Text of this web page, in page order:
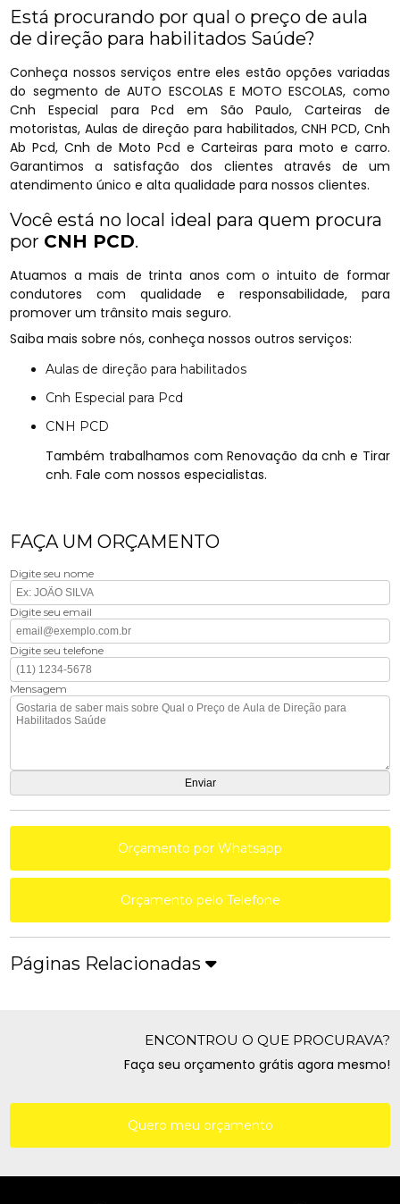
Está procurando por qual o preço de aula
de direção para habilitados Saúde?
Conheça nossos serviços entre eles estão opções variadas
do segmento de AUTO ESCOLAS E MOTO ESCOLAS, como
Cnh Especial para Pcd em São Paulo, Carteiras de
motoristas, Aulas de direção para habilitados, CNH PCD, Cnh
Ab Pcd, Cnh de Moto Pcd e Carteiras para moto e carro.
Garantimos a satisfação dos clientes através de um
atendimento único e alta qualidade para nossos clientes.
Você está no local ideal para quem procura
por CNH PCD.
Atuamos a mais de trinta anos com o intuito de formar
condutores com qualidade e responsabilidade, para
promover um trânsito mais seguro.
Saiba mais sobre nós, conheça nossos outros serviços:
Aulas de direção para habilitados
Cnh Especial para Pcd
CNH PCD
Também trabalhamos com Renovação da cnh e Tirar
cnh. Fale com nossos especialistas.
FAÇA UM ORÇAMENTO
Digite seu nome
Digite seu email
Digite seu telefone
Mensagem
Orçamento por Whatsapp
Orçamento pelo Telefone
Páginas Relacionadas
ENCONTROU O QUE PROCURAVA?
Faça seu orçamento grátis agora mesmo!
Quero meu orçamento